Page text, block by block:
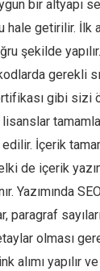
bir altyapı
hale getirilir. İlk
şekilde
gerekli
gibi sizi
İçerik
de içerik
Yazımında
paragraf
olması
alımı yapılır